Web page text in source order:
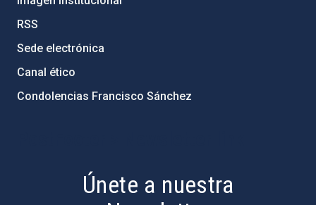
RSS
Sede electrónica
Canal ético
Condolencias Francisco Sánchez
Únete a nuestra